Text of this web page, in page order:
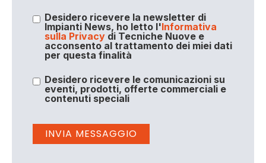
Desidero ricevere la newsletter di
Impianti News, ho letto l'Informativa
sulla Privacydi Tecniche Nuove e
acconsento al trattamento dei miei dati
per questa finalità
Desidero ricevere le comunicazioni su
eventi, prodotti, offerte commerciali e
contenuti speciali